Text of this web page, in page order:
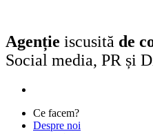
Agenție iscusită de
Social media, PR și
Ce facem?
Despre noi